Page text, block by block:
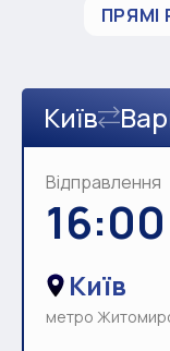
ПРЯМІ
Київ
Відправлення
16:00
Київ
метро